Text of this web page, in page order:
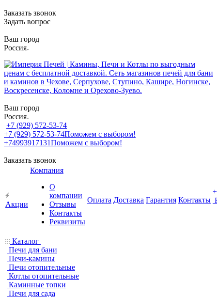
Заказать звонок
Задать вопрос
Ваш город
Россия
Ваш город
Россия
+7 (929) 572-53-74
+7 (929) 572-53-74Поможем с выбором!
+74993917131Поможем с выбором!
Заказать звонок
Акции
Компания
О
компании
Отзывы
Контакты
Реквизиты
Оплата Доставка Гарантия Контакты
+
Каталог
Печи для бани
Печи-камины
Печи отопительные
Котлы отопительные
Каминные топки
Печи для сада